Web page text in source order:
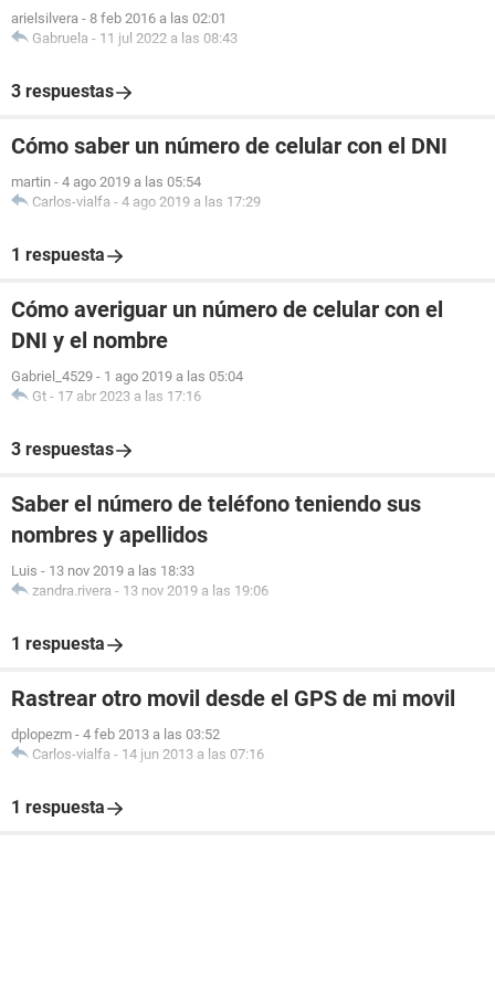
arielsilvera - 8 feb 2016 a las 02:01
Gabruela - 11 jul 2022 a las 08:43
3 respuestas
Cómo saber un número de celular con el DNI
martin - 4 ago 2019 a las 05:54
Carlos-vialfa - 4 ago 2019 a las 17:29
1 respuesta
Cómo averiguar un número de celular con el
DNI y el nombre
Gabriel_4529 - 1 ago 2019 a las 05:04
Gt - 17 abr 2023 a las 17:16
3 respuestas
Saber el número de teléfono teniendo sus
nombres y apellidos
Luis - 13 nov 2019 a las 18:33
zandra.rivera - 13 nov 2019 a las 19:06
1 respuesta
Rastrear otro movil desde el GPS de mi movil
dplopezm - 4 feb 2013 a las 03:52
Carlos-vialfa - 14 jun 2013 a las 07:16
1 respuesta